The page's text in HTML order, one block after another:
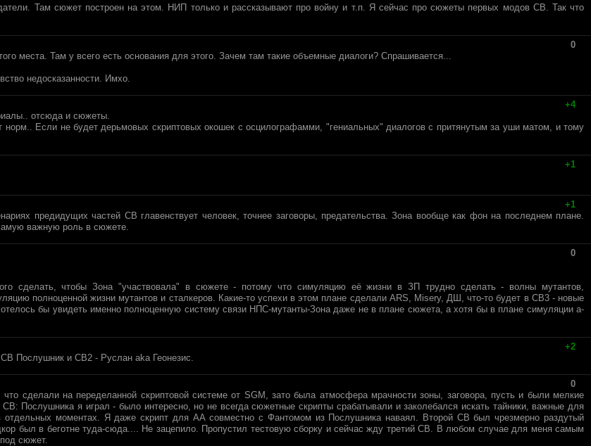
Там сюжет построен на этом. НИП только и рассказывают про войну и т.п. Я сейчас про сюжеты первых модов СВ. Так что
0
места. Там у всего есть основания для этого. Зачем там такие объемные диалоги? Спрашивается...
недосказанности. Имхо.
+4
отсюда и сюжеты.
Если не будет дерьмовых скриптовых окошек с осцилографамми, "гениальных" диалогов с притянутым за уши матом, и тому
+1
+1
предидущих частей СВ главенствует человек, точнее заговоры, предательства. Зона вообще как фон на последнем плане.
важную роль в сюжете.
0
сделать, чтобы Зона "участвовала" в сюжете - потому что симуляцию её жизни в ЗП трудно сделать - волны мутантов,
полноценной жизни мутантов и сталкеров. Какие-то успехи в этом плане сделали ARS, Misery, ДШ, что-то будет в СВ3 - новые
бы увидеть именно полноценную систему связи НПС-мутанты-Зона даже не в плане сюжета, а хотя бы в плане симуляции а-
+2
Послушник и СВ2 - Руслан aka Геонезис.
0
сделали на переделанной скриптовой системе от SGM, зато была атмосфера мрачности зоны, заговора, пусть и были мелкие
Послушника я играл - было интересно, но не всегда сюжетные скрипты срабатывали и заколебался искать тайники, важные для
моментах. Я даже скрипт для АА совместно с Фантомом из Послушника наваял. Второй СВ был чрезмерно раздутый
был в беготне туда-сюда.... Не зацепило. Пропустил тестовую сборку и сейчас жду третий СВ. В любом случае для меня самым
сюжет.